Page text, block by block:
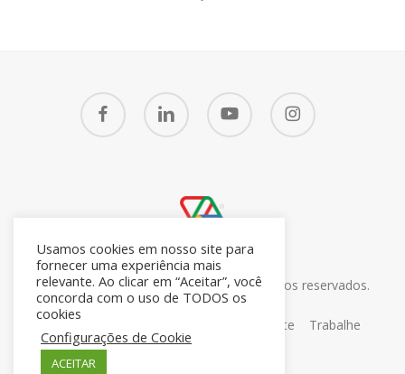
facebook linkedin youtube instagram
© 2026 CRM7 Zoho Brasil. Todos os direitos reservados.
26.371.672/0001-05
Sobre
Portal do Cliente
Trabalhe
Conosco
Usamos cookies em nosso site para
fornecer uma experiência mais
relevante. Ao clicar em “Aceitar”, você
concorda com o uso de TODOS os
cookies
Configurações de Cookie
ACEITAR